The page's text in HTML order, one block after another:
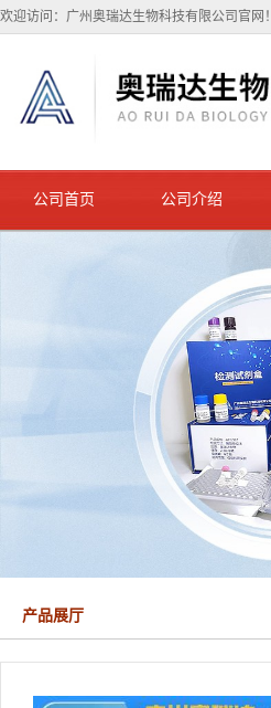
欢迎访问：广州奥瑞达生物科技有限公司官网！
公司首页 公司介绍
产品展厅